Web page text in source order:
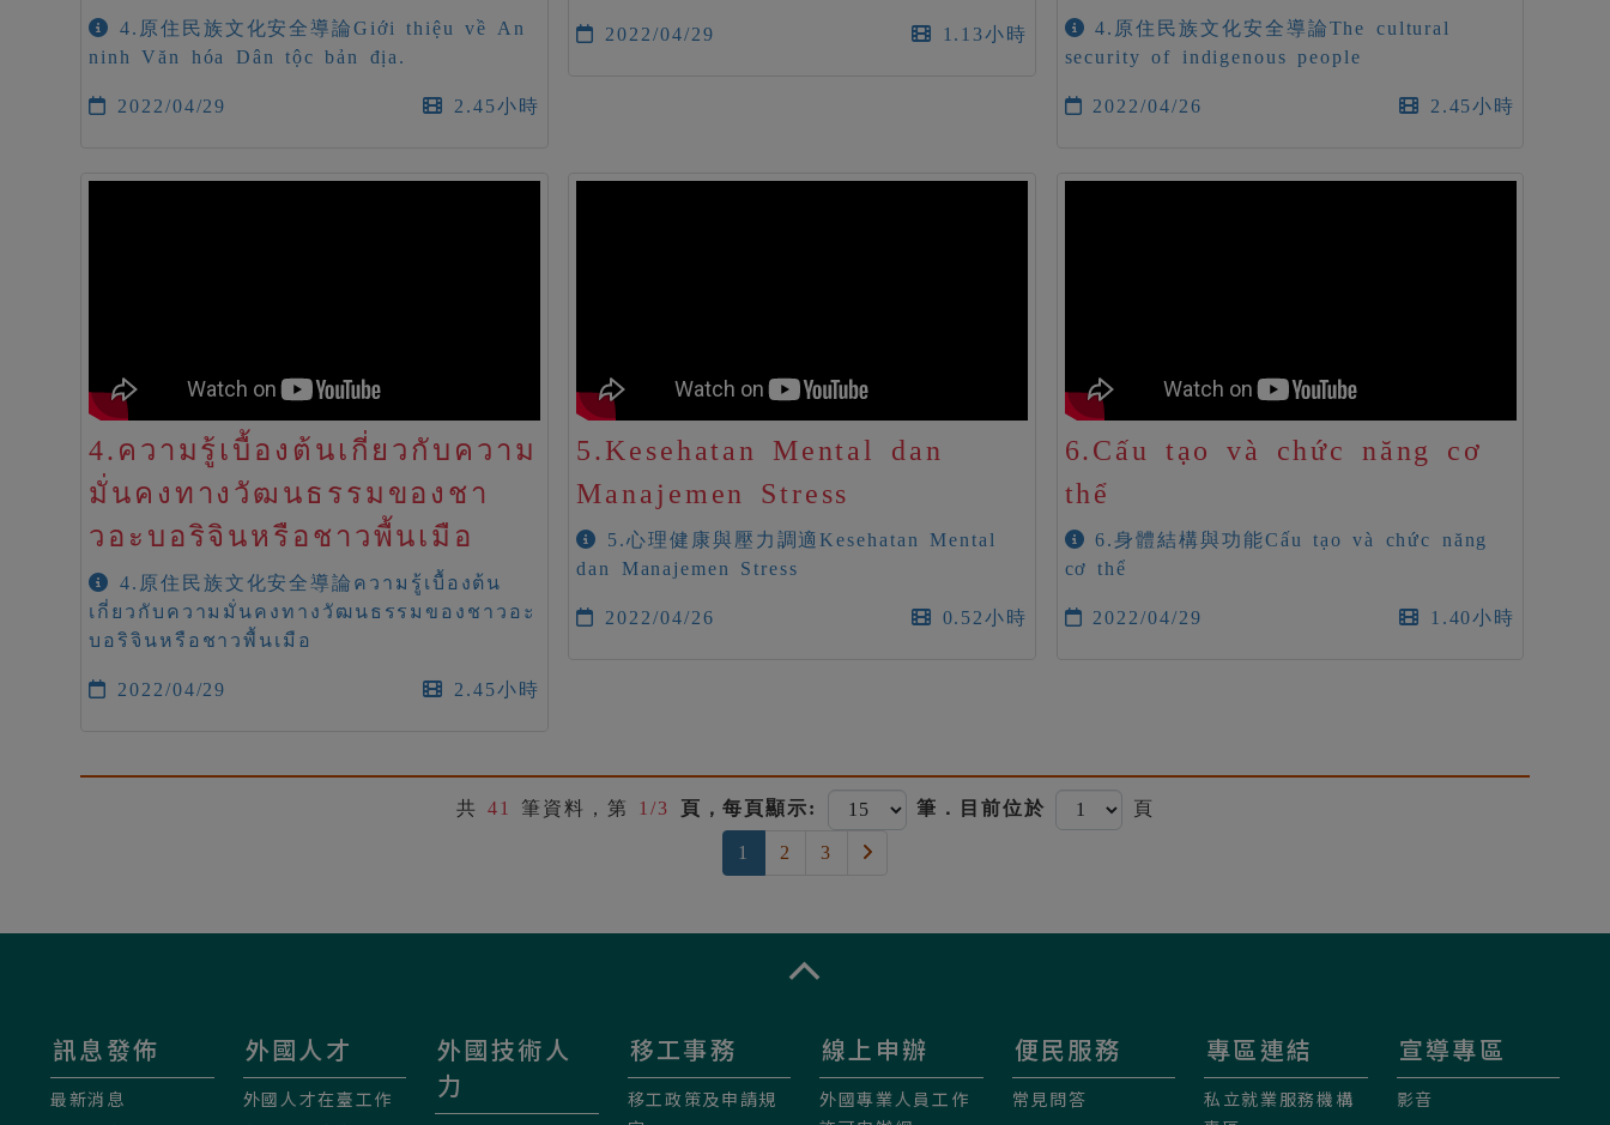
4.原住民族文化安全導論Giới thiệu về An
ninh Văn hóa Dân tộc bản địa.
2022/04/29 2.45小時
2022/04/29 1.13小時
4.原住民族文化安全導論The cultural
security of indigenous people
2022/04/26 2.45小時
4.ความรู้เบื้องต้นเกี่ยวกับความ
มั่นคงทางวัฒนธรรมของชา
วอะบอริจินหรือชาวพื้นเมือ
4.原住民族文化安全導論ความรู้เบื้องต้น
เกี่ยวกับความมั่นคงทางวัฒนธรรมของชาวอะ
บอริจินหรือชาวพื้นเมือ
2022/04/29 2.45小時
5.Kesehatan Mental dan
Manajemen Stress
5.心理健康與壓力調適Kesehatan Mental
dan Manajemen Stress
2022/04/26 0.52小時
6.Cấu tạo và chức năng cơ
thể
6.身體結構與功能Cấu tạo và chức năng
cơ thể
2022/04/29 1.40小時
共 41 筆資料，第 1/3 頁，每頁顯示: 筆．目前位於 頁
1 (current)
2 3 下一頁
訊息發佈
最新消息
外國人才
外國人才在臺工作
外國技術人
力
移工事務
移工政策及申請規
線上申辦
外國專業人員工作
便民服務
常見問答
專區連結
私立就業服務機構
宣導專區
影音